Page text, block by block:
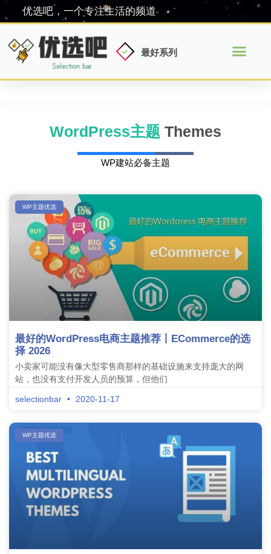
优选吧，一个专注生活的频道
最好系列
WordPress主题​ Themes
WP建站必备主题
WP主题优选
最好的WordPress电商主题推荐丨ECommerce的选
择 2026
小卖家可能没有像大型零售商那样的基础设施来支持庞大的网
站，也没有支付开发人员的预算，但他们
selectionbar 2020-11-17
WP主题优选